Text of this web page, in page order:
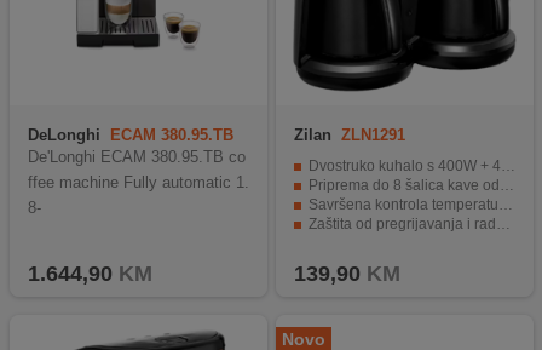
DeLonghi
ECAM 380.95.TB
De'Longhi ECAM 380.95.TB co
ffee machine Fully automatic 1.
8-
1.644,90 KM
Zilan ZLN1291
Dvostruko kuhalo s 400W + 400W snage
Priprema do 8 šalica kave odjednom
Savršena kontrola temperature i svjetlosni alarm
Zaštita od pregrijavanja i rada bez vode
139,90 KM
Novo